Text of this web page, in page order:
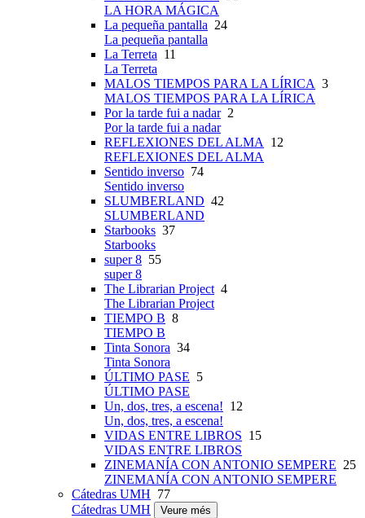
LA HORA MÁGICA
La pequeña pantalla 24
La pequeña pantalla
La Terreta 11
La Terreta
MALOS TIEMPOS PARA LA LÍRICA 3
MALOS TIEMPOS PARA LA LÍRICA
Por la tarde fui a nadar2
Por la tarde fui a nadar
REFLEXIONES DEL ALMA 12
REFLEXIONES DEL ALMA
Sentido inverso 74
Sentido inverso
SLUMBERLAND 42
SLUMBERLAND
Starbooks 37
Starbooks
super 8 55
super 8
The Librarian Project4
The Librarian Project
TIEMPO B 8
TIEMPO B
Tinta Sonora 34
Tinta Sonora
ÚLTIMO PASE 5
ÚLTIMO PASE
Un, dos, tres, a escena! 12
Un, dos, tres, a escena!
VIDAS ENTRE LIBROS 15
VIDAS ENTRE LIBROS
ZINEMANÍA CON ANTONIO SEMPERE 25
ZINEMANÍA CON ANTONIO SEMPERE
Cátedras UMH 77
Cátedras UMH
Veure més